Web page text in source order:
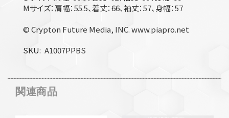
Mサイズ：肩幅：55.5、着丈：66、袖丈：57、身幅：57
© Crypton Future Media, INC. www.piapro.net
SKU A1007PPBS
関連商品